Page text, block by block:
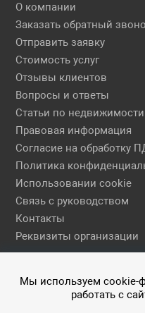
О компании
Заказать обратный
Отправить заявку
Стоимость услуг
Отзывы клиентов
Вопросы и ответы
Статьи по недвижимости
Правовая информация
Согласие на обработку
Политика
Использовании cookie
Связь с руководством
Контакты
Реквизиты организации
Правовая информация
© 2026 АН ЕГСН
Мы используем cookie-
работать с